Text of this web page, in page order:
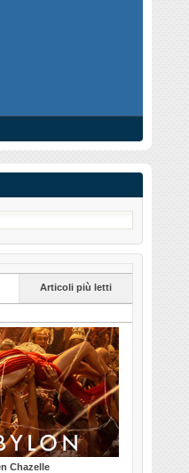
Articoli più letti
Chazelle